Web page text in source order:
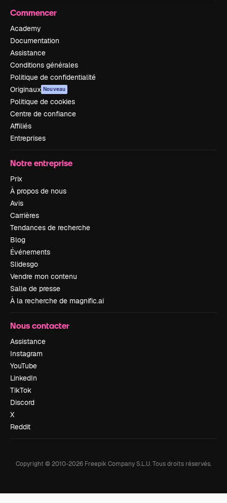
Commencer
Academy
Documentation
Assistance
Conditions générales
Politique de confidentialité
Originaux Nouveau
Politique de cookies
Centre de confiance
Affiliés
Entreprises
Notre entreprise
Prix
À propos de nous
Avis
Carrières
Tendances de recherche
Blog
Événements
Slidesgo
Vendre mon contenu
Salle de presse
À la recherche de magnific.ai
Nous contacter
Assistance
Instagram
YouTube
LinkedIn
TikTok
Discord
X
Reddit
Copyright © 2010-2026 Freepik Company S.L.U.Tous droits réservés.